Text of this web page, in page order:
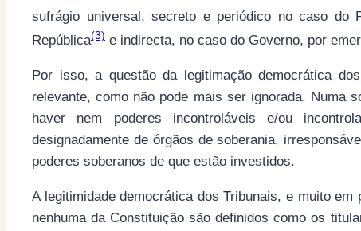
sufrágio universal, secreto e periódico no caso do
República(3) e indirecta, no caso do Governo, por
Por isso, a questão da legitimação democrática
relevante, como não pode mais ser ignorada. Numa
haver nem poderes incontroláveis e/ou
designadamente de órgãos de soberania,
poderes soberanos de que estão investidos.
A legitimidade democrática dos Tribunais, e muito
nenhuma da Constituição são definidos como os